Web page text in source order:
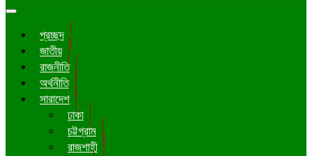
Toggle
প্রচ্ছদ
জাতীয়
রাজনীতি
অর্থনীতি
সারাদেশ
ঢাকা
চট্টগ্রাম
রাজশাহী